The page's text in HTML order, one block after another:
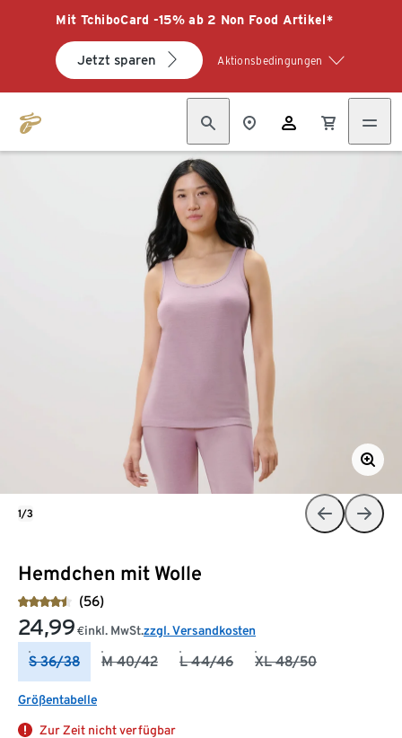
Mit TchiboCard -15% ab 2 Non Food Artikel*
Jetzt sparen Aktionsbedingungen
Hemdchen mit Wolle
(56)
24,99 €inkl. MwSt.zzgl. Versandkosten
S 36/38 M 40/42 L 44/46 XL 48/50
Größentabelle
Zur Zeit nicht verfügbar
1/3